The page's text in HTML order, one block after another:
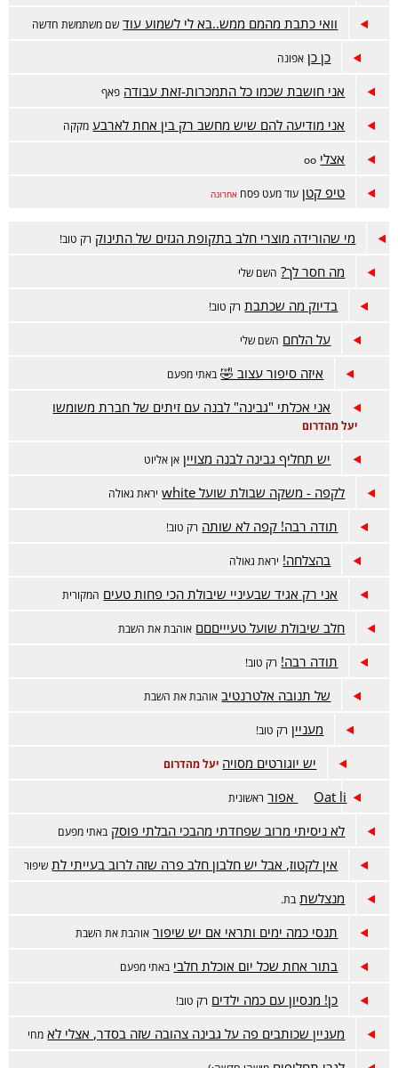
וואי כתבת מהמם ממש..בא לי לשמוע עוד שם משתמשת חדשה
כן כן אפונה
אני חושבת שכמו כל התמכרות-זאת עבודה פאף
אני מודיעה להם שיש מחשב רק בין אחת לארבע מקקה
אצלי oo
טיפ קטן עוד מעט פסח אחרונה
מי שהורידה מוצרי חלב בתקופת הגזים של התינוק רק טוב!
מה חסר לך? השם שלי
בדיוק מה שכתבת רק טוב!
על הלחם השם שלי
איזה סיפור עצוב 🤣 באתי מפעם
אני אכלתי "גבינה" לבנה עם זיתים של חברת משומשו
יעל מהדרום
יש תחליף גבינה לבנה מצויין אן אליוט
לקפה - משקה שבולת שועל white יראת גאולה
תודה רבה! קפה לא שותה רק טוב!
בהצלחה! יראת גאולה
אני רק אגיד שבעיניי שיבולת הכי פחות טעים המקורית
חלב שיבולת שועל טעיייםםם אוהבת את השבת
תודה רבה! רק טוב!
של תנובה אלטרנטיב אוהבת את השבת
מעניין רק טוב!
יש יוגורטים מסויה יעל מהדרום
Oat li אפור ראשונית
לא ניסיתי מרוב שפחדתי מהבכי הבלתי פוסק באתי מפעם
אין לקטוז, אבל יש חלבון חלב פרה שזה לרוב בעייתי לת שיפור
מנצלשת בת.
תנסי כמה ימים ותראי אם יש שיפור אוהבת את השבת
בתור אחת שכל יום אוכלת חלבי באתי מפעם
כן! מנסיון עם כמה ילדים רק טוב!
מעניין שכותבים פה על גבינה צהובה שזה בסדר, אצלי לא מחי